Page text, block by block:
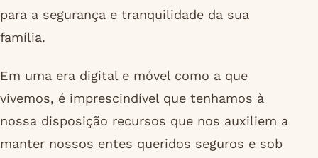
para a segurança e tranquilidade da sua
família.
Em uma era digital e móvel como a que
vivemos, é imprescindível que tenhamos à
nossa disposição recursos que nos auxiliem a
manter nossos entes queridos seguros e sob